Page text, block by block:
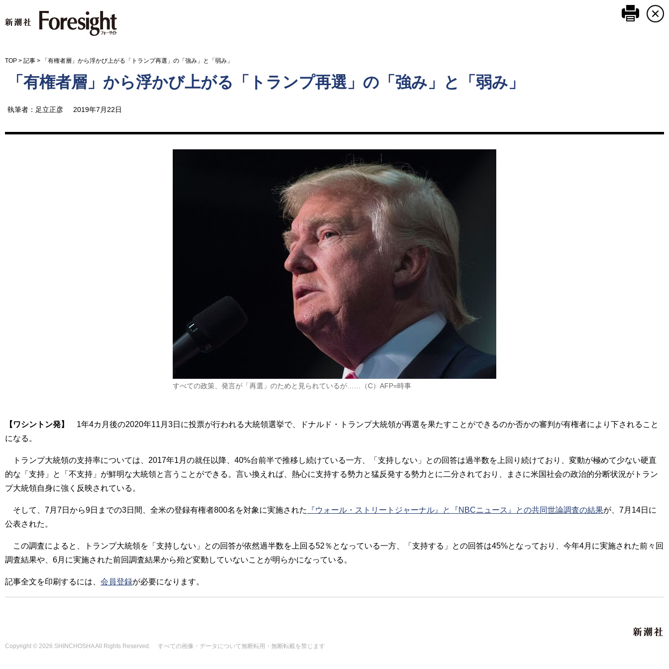
このペ
TOP > 記事 > 「有権者層」から浮かび上がる「トランプ再選」の「強み」と「弱み」
「有権者層」から浮かび上がる「トランプ再選」の「強み」と「弱み」
執筆者：足立正彦 2019年7月22日
すべての政策、発言が「再選」のためと見られているが……（C）AFP=時事
【ワシントン発】
1年4カ月後の2020年11月3日に投票が行われる大統領選挙で、ドナルド・トランプ大統領が再選を果たすことができるのか否かの審判が有権者により下されること
になる。
トランプ大統領の支持率については、2017年1月の就任以降、40%台前半で推移し続けている一方、「支持しない」との回答は過半数を上回り続けており、変動が極めて少ない硬直
的な「支持」と「不支持」が鮮明な大統領と言うことができる。言い換えれば、熱心に支持する勢力と猛反発する勢力とに二分されており、まさに米国社会の政治的分断状況がトラン
プ大統領自身に強く反映されている。
そして、7月7日から9日までの3日間、全米の登録有権者800名を対象に実施された 『ウォール・ストリートジャーナル』と『NBCニュース』との共同世論調査の結果が、7月14日に
公表された。
この調査によると、トランプ大統領を「支持しない」との回答が依然過半数を上回る52％となっている一方、「支持する」との回答は45%となっており、今年4月に実施された前々回
調査結果や、6月に実施された前回調査結果から殆ど変動していないことが明らかになっている。
記事全文を印刷するには、 会員登録が必要になります。
Copyright © 2026 SHINCHOSHA All Rights Reserved. すべての画像・データについて無断転用・無断転載を禁じます